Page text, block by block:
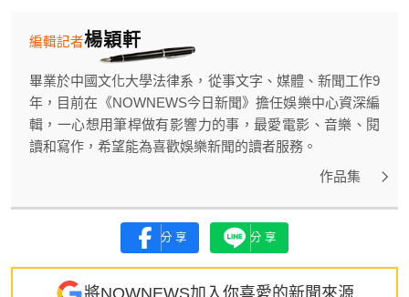
楊穎軒
編輯記者
畢業於中國文化大學法律系，從事文字、媒體、新聞工作9
年，目前在《NOWNEWS今日新聞》擔任娛樂中心資深編
輯，一心想用筆桿做有影響力的事，最愛電影、音樂、閱
讀和寫作，希望能為喜歡娛樂新聞的讀者服務。
作品集
分享 分享